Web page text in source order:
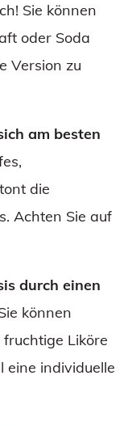
Sie können
oder Soda
Version zu
am besten
die
Achten Sie auf
durch einen
können
Liköre
eine individuelle